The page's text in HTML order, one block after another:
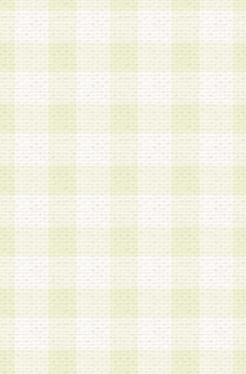
、親権者などの法定代理人の同
します。なお、義務教育学齢に該
登録時に 当社が別途定める方法
手続きを行うものとします。
方法
きは、会員登録希望者本人が行う
められないものとします。
者は、本規約に同意の後、当社指
、当社が指定する必要事項を入
ます。当社は、会員登録を承認し
ービスを 受けるためのログイン
登録の際に申告する登録情報の全
申告をも行ってはならないものと